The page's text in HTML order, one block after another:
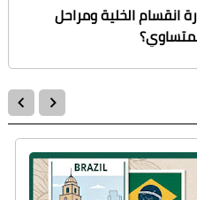
انقسام الخلية ومراحل